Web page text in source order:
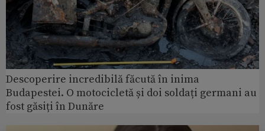
Descoperire incredibilă făcută în inima
Budapestei. O motocicletă și doi soldați germani au
fost găsiți în Dunăre